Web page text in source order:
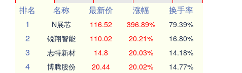
排名
名称 最新价 涨幅
换手率
1
N展芯 116.52 396.89% 79.39%
2 锐翔智能 110.02 20.21% 16.80%
3 志特新材 14.8 20.03% 14.18%
4 博腾股份 20.44 20.02% 14.77%